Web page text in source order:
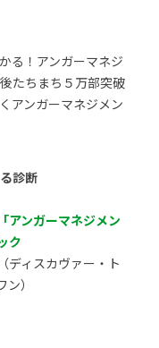
る！アンガーマネジ
たちまち５万部突破
アンガーマネジメン
診断
アンガーマネジメン
ク
ディスカヴァー・ト
）